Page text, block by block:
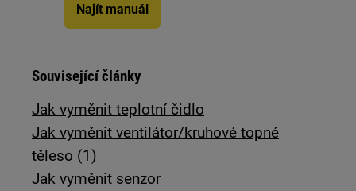
Najít manuál
Související články
Jak vyměnit teplotní čidlo
Jak vyměnit ventilátor/kruhové topné
těleso (1)
Jak vyměnit senzor